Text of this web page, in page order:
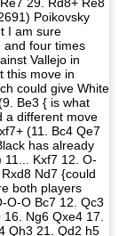
Poikovsky
I am sure
and four times
Vallejo in
this move in
could give White
Be3 { is what
a different move
(11. Bc4 Qe7
has already
Kxf7 12. O-
Nd7 {could
both players
O-O Bc7 12. Qc3
Ng6 Qxe4 17.
Qh3 21. Qd2 h5